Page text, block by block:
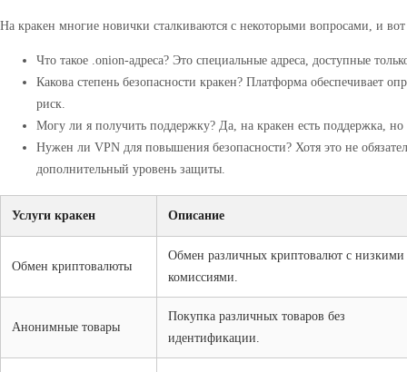
На кракен многие новички сталкиваются с некоторыми вопросами, и
Что такое .onion-адреса? Это специальные адреса, доступные
Какова степень безопасности кракен? Платформа обеспечивает
риск.
Могу ли я получить поддержку? Да, на кракен есть поддержка, но
Нужен ли VPN для повышения безопасности? Хотя это не
дополнительный уровень защиты.
Услуги кракен Описание
Обмен криптовалюты
Обмен различных криптовалют с низкими
комиссиями.
Анонимные товары
Покупка различных товаров без
идентификации.